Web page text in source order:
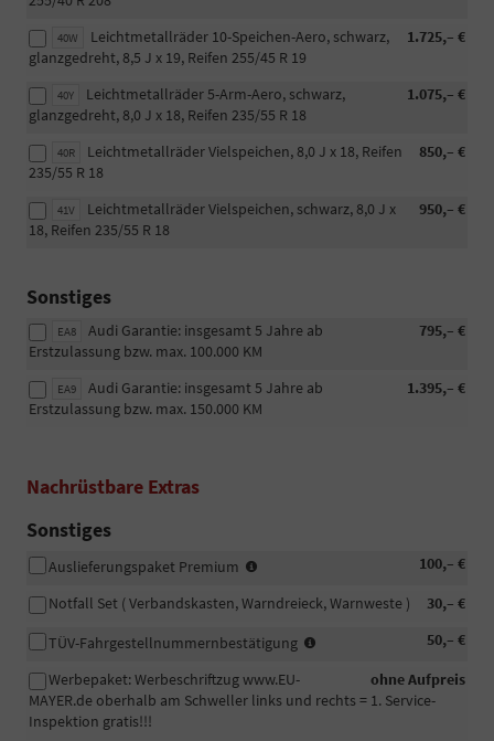
40W 1.725,– €
Leichtmetallräder 10-Speichen-Aero, schwarz,
glanzgedreht, 8,5 J x 19, Reifen 255/45 R 19
40Y 1.075,– €
Leichtmetallräder 5-Arm-Aero, schwarz,
glanzgedreht, 8,0 J x 18, Reifen 235/55 R 18
40R 850,– €
Leichtmetallräder Vielspeichen, 8,0 J x 18, Reifen
235/55 R 18
41V 950,– €
Leichtmetallräder Vielspeichen, schwarz, 8,0 J x
18, Reifen 235/55 R 18
Sonstiges
EA8 795,– €
Audi Garantie: insgesamt 5 Jahre ab
Erstzulassung bzw. max. 100.000 KM
EA9 1.395,– €
Audi Garantie: insgesamt 5 Jahre ab
Erstzulassung bzw. max. 150.000 KM
Nachrüstbare Extras
Sonstiges
100,– €
Auslieferungspaket Premium
Premium:
Fahrzeug
professionell
in
30,– €
Notfall Set ( Verbandskasten, Warndreieck, Warnweste )
50,– €
TÜV-Fahrgestellnummernbestätigung
wird
ohne Aufpreis
Werbepaket: Werbeschriftzug www.EU-
MAYER.de oberhalb am Schweller links und rechts = 1. Service-
Inspektion gratis!!!